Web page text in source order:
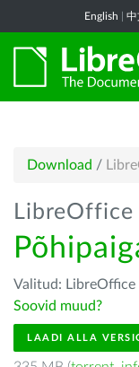
English 中
Download /
LibreOffice
Valitud:
Soovid muud?
LAADI ALLA